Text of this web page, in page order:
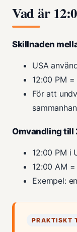
Vad är
Skillnaden
USA
12:00 PM
För att
Omvandling
12:00 PM i
12:00 AM
Exempel:
PRAKTISKT